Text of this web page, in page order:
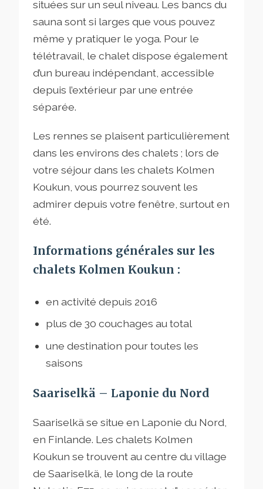
situées sur un seul niveau. Les bancs du
sauna sont si larges que vous pouvez
même y pratiquer le yoga. Pour le
télétravail, le chalet dispose également
d’un bureau indépendant, accessible
depuis l’extérieur par une entrée
séparée.
Les rennes se plaisent particulièrement
dans les environs des chalets ; lors de
votre séjour dans les chalets Kolmen
Koukun, vous pourrez souvent les
admirer depuis votre fenêtre, surtout en
été.
Informations générales sur les
chalets Kolmen Koukun :
en activité depuis 2016
plus de 30 couchages au total
une destination pour toutes les
saisons
Saariselkä – Laponie du Nord
Saariselkä se situe en Laponie du Nord,
en Finlande. Les chalets Kolmen
Koukun se trouvent au centre du village
de Saariselkä, le long de la route